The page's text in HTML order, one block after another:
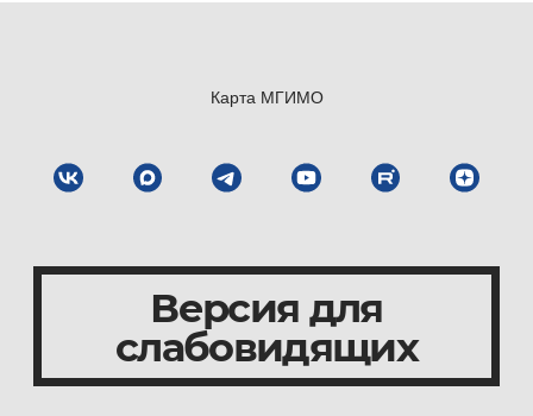
Карта МГИМО
Версия для
слабовидящих